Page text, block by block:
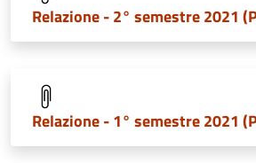
Relazione - 2° semestre 2021
Relazione - 1° semestre 2021